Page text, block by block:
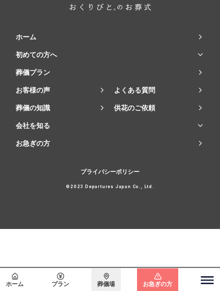
会員登録で
最大15万円割引
ホーム プラン 葬儀場 お急ぎの方
ホーム
初めての方へ
葬儀プラン
お客様の声 よくある質問
葬儀の知識 供花のご依頼
会社を知る
お急ぎの方
プライバシーポリシー
©2023 Departures Japan Co., Ltd.